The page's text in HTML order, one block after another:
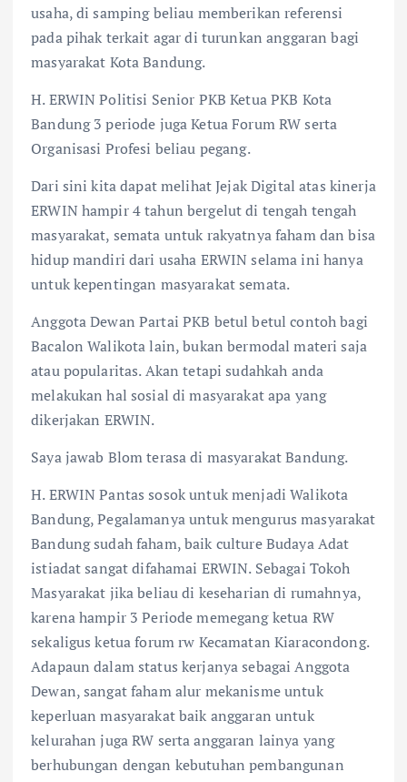
usaha, di samping beliau memberikan referensi
pada pihak terkait agar di turunkan anggaran bagi
masyarakat Kota Bandung.
H. ERWIN Politisi Senior PKB Ketua PKB Kota
Bandung 3 periode juga Ketua Forum RW serta
Organisasi Profesi beliau pegang.
Dari sini kita dapat melihat Jejak Digital atas kinerja
ERWIN hampir 4 tahun bergelut di tengah tengah
masyarakat, semata untuk rakyatnya faham dan bisa
hidup mandiri dari usaha ERWIN selama ini hanya
untuk kepentingan masyarakat semata.
Anggota Dewan Partai PKB betul betul contoh bagi
Bacalon Walikota lain, bukan bermodal materi saja
atau popularitas. Akan tetapi sudahkah anda
melakukan hal sosial di masyarakat apa yang
dikerjakan ERWIN.
Saya jawab Blom terasa di masyarakat Bandung.
H. ERWIN Pantas sosok untuk menjadi Walikota
Bandung, Pegalamanya untuk mengurus masyarakat
Bandung sudah faham, baik culture Budaya Adat
istiadat sangat difahamai ERWIN. Sebagai Tokoh
Masyarakat jika beliau di keseharian di rumahnya,
karena hampir 3 Periode memegang ketua RW
sekaligus ketua forum rw Kecamatan Kiaracondong.
Adapaun dalam status kerjanya sebagai Anggota
Dewan, sangat faham alur mekanisme untuk
keperluan masyarakat baik anggaran untuk
kelurahan juga RW serta anggaran lainya yang
berhubungan dengan kebutuhan pembangunan